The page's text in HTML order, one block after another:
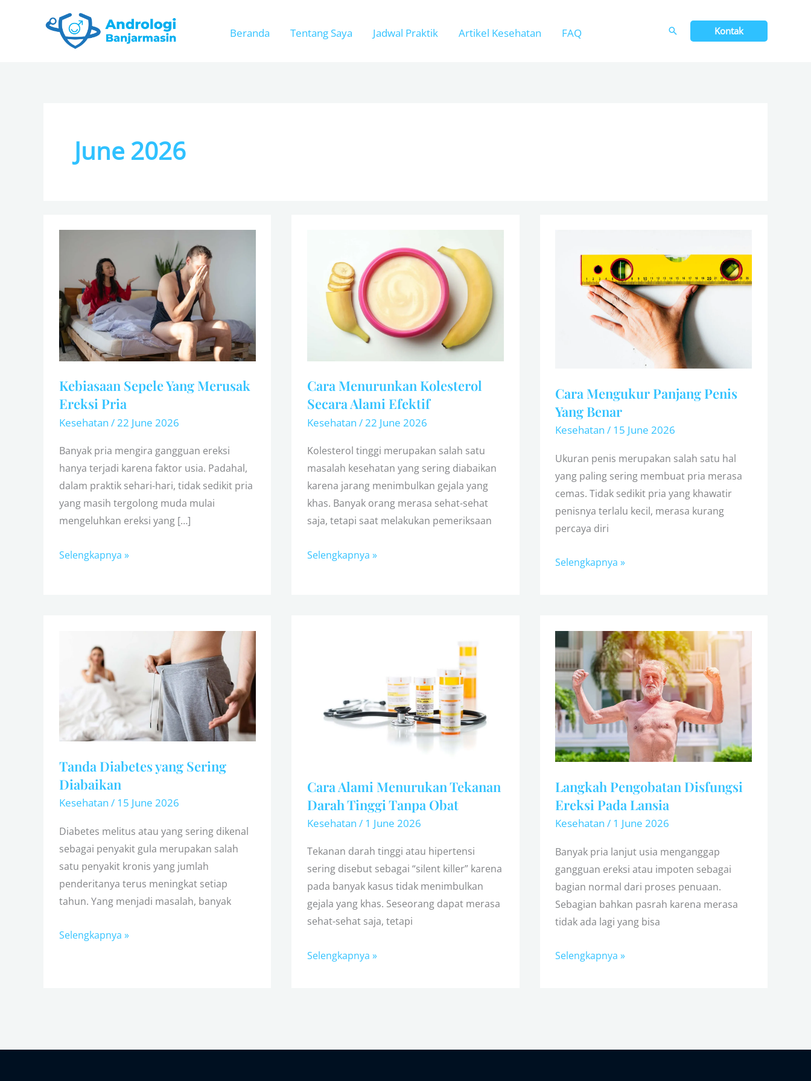
Beranda Tentang Saya Jadwal Praktik Artikel Kesehatan FAQ Kontak
June 2026
Kebiasaan Sepele Yang Merusak
Ereksi Pria
Kesehatan /22 June 2026
Banyak pria mengira gangguan ereksi
hanya terjadi karena faktor usia. Padahal,
dalam praktik sehari-hari, tidak sedikit pria
yang masih tergolong muda mulai
mengeluhkan ereksi yang […]
Merusak
Ereksi
Pria
Selengkapnya »
Cara Menurunkan Kolesterol
Secara Alami Efektif
Kesehatan /22 June 2026
Kolesterol tinggi merupakan salah satu
masalah kesehatan yang sering diabaikan
karena jarang menimbulkan gejala yang
khas. Banyak orang merasa sehat-sehat
saja, tetapi saat melakukan pemeriksaan
Kolesterol
Secara
Alami
Efektif
Selengkapnya »
Cara Mengukur Panjang Penis
Yang Benar
Kesehatan / 15 June 2026
Ukuran penis merupakan salah satu hal
yang paling sering membuat pria merasa
cemas. Tidak sedikit pria yang khawatir
penisnya terlalu kecil, merasa kurang
percaya diri
Mengukur
Panjang
Selengkapnya »
Tanda Diabetes yang Sering
Diabaikan
Kesehatan / 15 June 2026
Diabetes melitus atau yang sering dikenal
sebagai penyakit gula merupakan salah
satu penyakit kronis yang jumlah
penderitanya terus meningkat setiap
tahun. Yang menjadi masalah, banyak
Diabetes
Diabaikan
Selengkapnya »
Cara Alami Menurukan Tekanan
Darah Tinggi Tanpa Obat
Kesehatan / 1 June 2026
Tekanan darah tinggi atau hipertensi
sering disebut sebagai “silent killer” karena
pada banyak kasus tidak menimbulkan
gejala yang khas. Seseorang dapat merasa
sehat-sehat saja, tetapi
Darah
Selengkapnya »
Langkah Pengobatan Disfungsi
Ereksi Pada Lansia
Kesehatan / 1 June 2026
Banyak pria lanjut usia menganggap
gangguan ereksi atau impoten sebagai
bagian normal dari proses penuaan.
Sebagian bahkan pasrah karena merasa
tidak ada lagi yang bisa
Pengobatan
Disfungsi
Ereksi
Pada
Lansia
Selengkapnya »